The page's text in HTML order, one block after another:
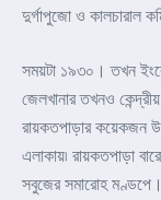
দুর্গাপুজো ও কালচারাল
সময়টা ১৯৩০। তখন
জেলখানার তখনও
রায়কতপাড়ার কয়েকজন
এলাকায়৷ রায়কতপাড়া
সবুজের সমারোহ মণ্ডপে।